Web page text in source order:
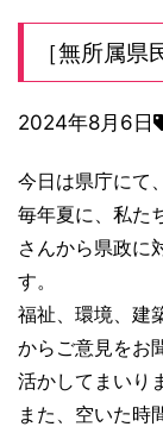
［無所属
2024年8月6日
今日は県庁にて
毎年夏に、私た
さんから県政に
す。
福祉、環境、建
からご意見をお
活かしてまいり
また、空いた時